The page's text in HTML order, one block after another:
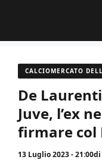
contenuto
CALCIOMERCATO
De
Juve, l’ex
firmare col
13 Luglio 2023 - 21:00di